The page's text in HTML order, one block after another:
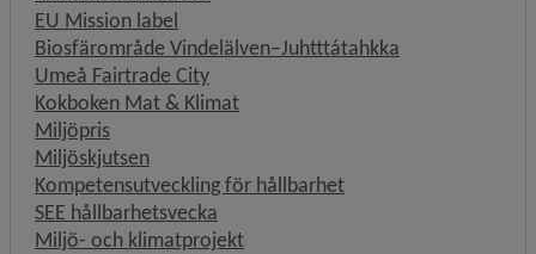
EU Mission label
Biosfärområde Vindelälven–Juhtttátahkka
Umeå Fairtrade City
Kokboken Mat & Klimat
Miljöpris
Miljöskjutsen
Kompetensutveckling för hållbarhet
SEE hållbarhetsvecka
Miljö- och klimatprojekt